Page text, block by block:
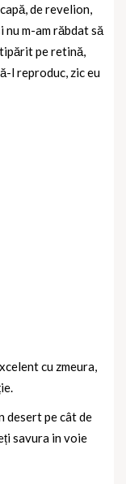
de revelion,
m-am răbdat să
pe retină,
l reproduc, zic eu
cu zmeura,
desert pe cât de
savura in voie